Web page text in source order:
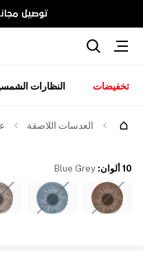
توصيل
تخفيضات النظارات
العدسات اللاصقة
10 ألوان :
Blue Grey